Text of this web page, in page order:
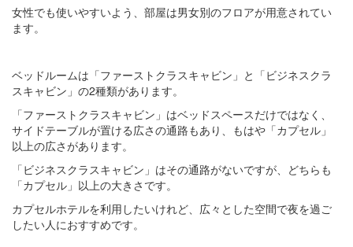
女性でも使いやすいよう、部屋は男女別のフロアが用意されてい
ます。
ベッドルームは「ファーストクラスキャビン」と「ビジネスクラ
スキャビン」の2種類があります。
「ファーストクラスキャビン」はベッドスペースだけではなく、
サイドテーブルが置ける広さの通路もあり、もはや「カプセル」
以上の広さがあります。
「ビジネスクラスキャビン」はその通路がないですが、どちらも
「カプセル」以上の大きさです。
カプセルホテルを利用したいけれど、広々とした空間で夜を過ご
したい人におすすめです。